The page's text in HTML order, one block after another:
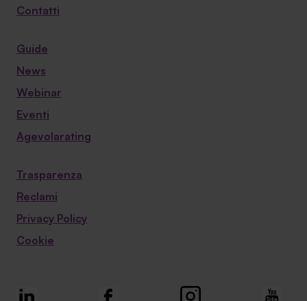
Contatti
Guide
News
Webinar
Eventi
Agevolarating
Trasparenza
Reclami
Privacy Policy
Cookie